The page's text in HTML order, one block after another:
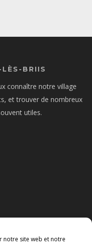
notre site web et notre
BRIIS
connaître notre village
et trouver de nombreux
utiles.